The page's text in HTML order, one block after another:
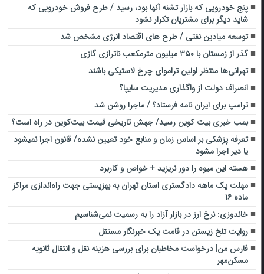
پنج خودرویی که بازار تشنه آنها بود، رسید / طرح فروش خودرویی که
شاید دیگر برای مشتریان تکرار نشود
توسعه میادین نفتی / طرح های اقتصاد انرژی مشخص شد
گذر از زمستان با ۳۵۰ میلیون مترمکعب ناترازی گازی
تهرانی‌ها منتظر اولین تراموای چرخ لاستیکی باشند
انصراف دولت از واگذاری مدیریت سایپا؟
ترامپ برای ایران نامه فرستاد؟ / ماجرا روشن شد
بمب خبری بیت کوین رسید/ جهش تاریخی قیمت بیت‌کوین در راه است؟
تعرفه پزشکی بر اساس زمان و منابع خود تعیین نشده/ قانون اجرا نمیشود
یا دیر اجرا مشود
هسته این میوه را دور نریزید + خواص و کاربرد
مهلت یک ماهه دادگستری استان تهران به بهزیستی جهت راه‌اندازی مراکز
ماده ۱۶
خاندوزی: نرخ ارز در بازار آزاد را به رسمیت نمی‌شناسیم
روایت تلخ زیستن در قامت یک خبرنگار مستقل
فارس من| درخواست مخاطبان برای بررسی هزینه نقل و انتقال ثانویه
مسکن‌مهر